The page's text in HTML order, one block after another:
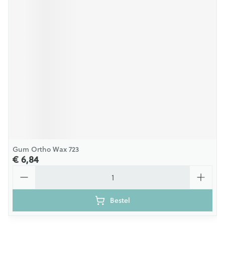
Gum Ortho Wax 723
€ 6,84
Bestel